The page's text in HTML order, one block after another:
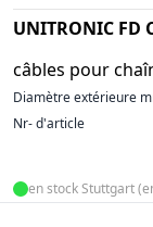
UNITRONIC FD
câbles pour
Diamètre extérieure
Nr- d'article
en stock Stuttgart